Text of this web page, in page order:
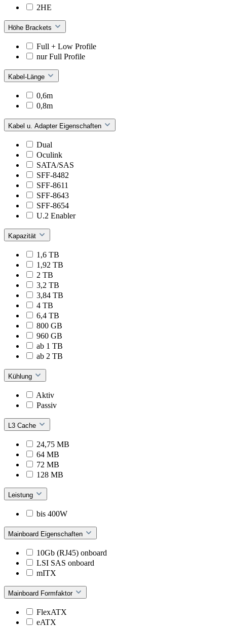
2HE
Höhe Brackets
Full + Low Profile
nur Full Profile
Kabel-Länge
0,6m
0,8m
Kabel u. Adapter Eigenschaften
Dual
Oculink
SATA/SAS
SFF-8482
SFF-8611
SFF-8643
SFF-8654
U.2 Enabler
Kapazität
1,6 TB
1,92 TB
2 TB
3,2 TB
3,84 TB
4 TB
6,4 TB
800 GB
960 GB
ab 1 TB
ab 2 TB
Kühlung
Aktiv
Passiv
L3 Cache
24,75 MB
64 MB
72 MB
128 MB
Leistung
bis 400W
Mainboard Eigenschaften
10Gb (RJ45) onboard
LSI SAS onboard
mITX
Mainboard Formfaktor
FlexATX
eATX